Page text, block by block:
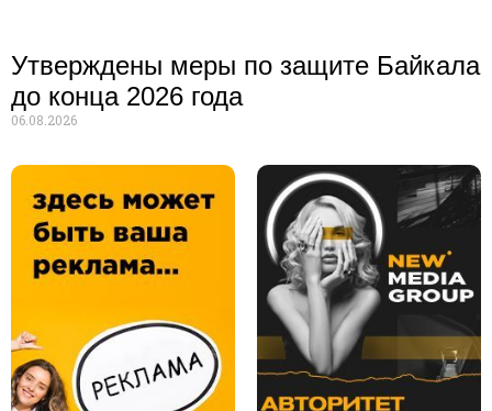
Утверждены меры по защите Байкала
до конца 2026 года
06.08.2026